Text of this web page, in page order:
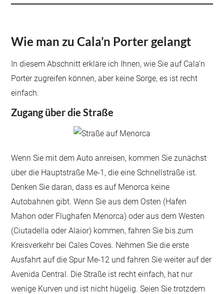
Wie man zu Cala’n Porter gelangt
In diesem Abschnitt erkläre ich Ihnen, wie Sie auf Cala’n
Porter zugreifen können, aber keine Sorge, es ist recht
einfach.
Zugang über die Straße
Wenn Sie mit dem Auto anreisen, kommen Sie zunächst
über die Hauptstraße Me-1, die eine Schnellstraße ist.
Denken Sie daran, dass es auf Menorca keine
Autobahnen gibt. Wenn Sie aus dem Osten (Hafen
Mahon oder Flughafen Menorca) oder aus dem Westen
(Ciutadella oder Alaior) kommen, fahren Sie bis zum
Kreisverkehr bei Cales Coves. Nehmen Sie die erste
Ausfahrt auf die Spur Me-12 und fahren Sie weiter auf der
Avenida Central. Die Straße ist recht einfach, hat nur
wenige Kurven und ist nicht hügelig. Seien Sie trotzdem